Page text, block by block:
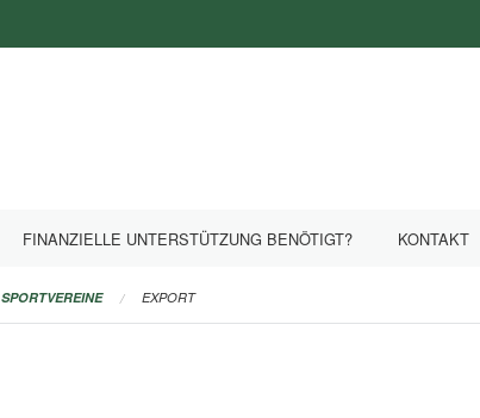
FINANZIELLE UNTERSTÜTZUNG BENÖTIGT? KONTAKT
SPORTVEREINE EXPORT